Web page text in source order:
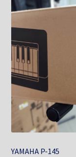
YAMAHA P-145